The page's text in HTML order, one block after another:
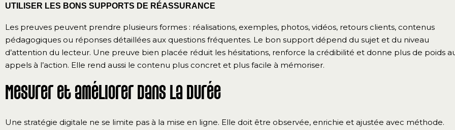
UTILISER LES BONS SUPPORTS DE RÉASSURANCE
Les preuves peuvent prendre plusieurs formes : réalisations, exemples, photos, vidéos, retours clients, contenus
pédagogiques ou réponses détaillées aux questions fréquentes. Le bon support dépend du sujet et du niveau
d’attention du lecteur. Une preuve bien placée réduit les hésitations, renforce la crédibilité et donne plus de poids
appels à l’action. Elle rend aussi le contenu plus concret et plus facile à mémoriser.
Mesurer et améliorer dans la durée
Une stratégie digitale ne se limite pas à la mise en ligne. Elle doit être observée, enrichie et ajustée avec méthode.